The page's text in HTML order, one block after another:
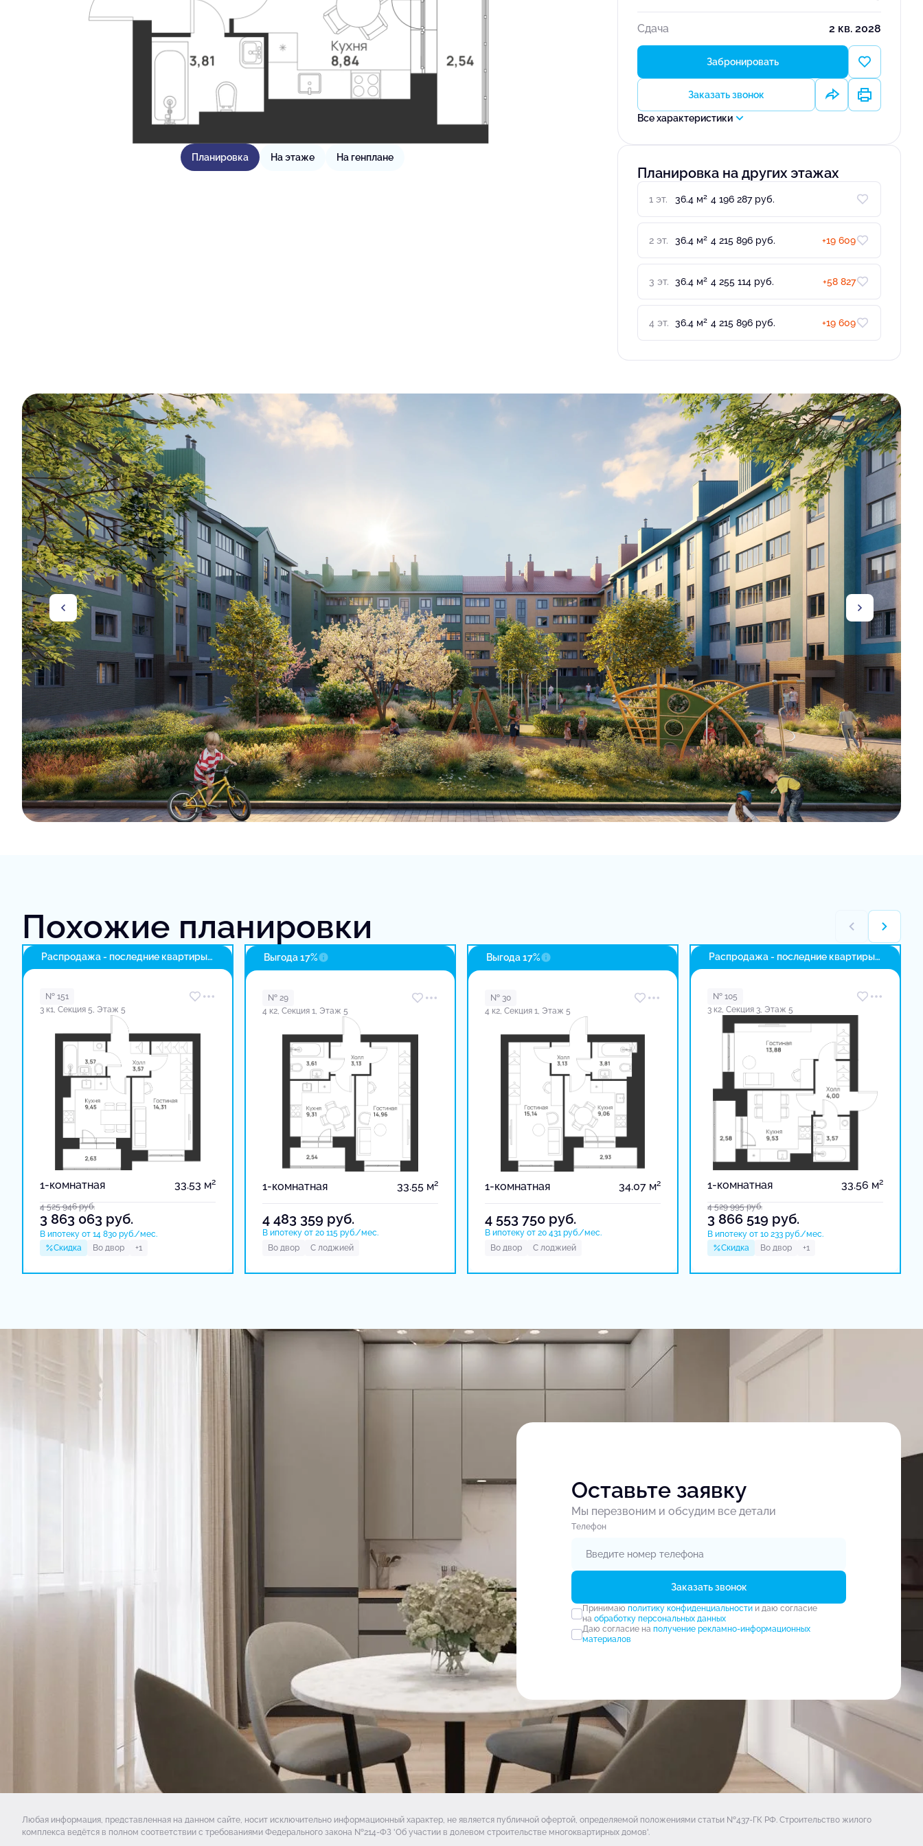
Планировка На этаже На генплане
Сдача 2 кв. 2028
Забронировать
Заказать звонок
Все характеристики
Планировка на других этажах
1 эт. 36.4 м2 4 196 287 руб.
2 эт. 36.4 м2 4 215 896 руб. +19 609
3 эт. 36.4 м2 4 255 114 руб. +58 827
4 эт. 36.4 м2 4 215 896 руб. +19 609
Похожие планировки
Распродажа - последние квартиры
№ 151
3 к1, Секция 5, Этаж 5
1-комнатная 33.53 м2
4 525 946руб.
3 863 063 руб.
В ипотеку от 14 830 руб./мес.
Скидка
Во двор +1
Выгода 17%
№ 29
4 к2, Секция 1, Этаж 5
1-комнатная 33.55 м2
4 483 359 руб.
В ипотеку от 20 115 руб./мес.
Во двор
С лоджией
Выгода 17%
№ 30
4 к2, Секция 1, Этаж 5
1-комнатная 34.07 м2
4 553 750 руб.
В ипотеку от 20 431 руб./мес.
Во двор
С лоджией
Распродажа - последние квартиры
№ 105
3 к2, Секция 3, Этаж 5
1-комнатная 33.56 м2
4 529 995руб.
3 866 519 руб.
В ипотеку от 10 233 руб./мес.
Скидка
Во двор +1
Оставьте заявку
Мы перезвоним и обсудим все детали
Tелефон
Заказать звонок
Принимаю политику конфиденциальностии даю согласие
на обработку персональных данных
Даю согласие на получение рекламно-информационных
материалов
Любая информация, представленная на данном сайте, носит исключительно информационный характер, не является публичной офертой, определяемой положениями статьи №437-ГК РФ. Строительство жилого
комплекса ведётся в полном соответствии с требованиями Федерального закона №214-ФЗ 'Об участии в долевом строительстве многоквартирных домов'.